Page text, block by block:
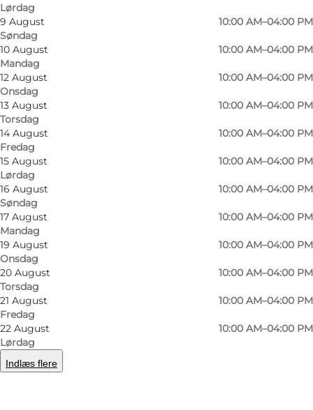
Lørdag
9 August
Søndag
10:00 AM–04:00 PM
10 August
Mandag
10:00 AM–04:00 PM
12 August
Onsdag
10:00 AM–04:00 PM
13 August
Torsdag
10:00 AM–04:00 PM
14 August
Fredag
10:00 AM–04:00 PM
15 August
Lørdag
10:00 AM–04:00 PM
16 August
Søndag
10:00 AM–04:00 PM
17 August
Mandag
10:00 AM–04:00 PM
19 August
Onsdag
10:00 AM–04:00 PM
20 August
Torsdag
10:00 AM–04:00 PM
21 August
Fredag
10:00 AM–04:00 PM
22 August
Lørdag
10:00 AM–04:00 PM
Indlæs flere
Foto: Foto: